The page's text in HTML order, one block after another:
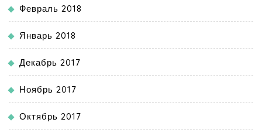
Февраль 2018
Январь 2018
Декабрь 2017
Ноябрь 2017
Октябрь 2017